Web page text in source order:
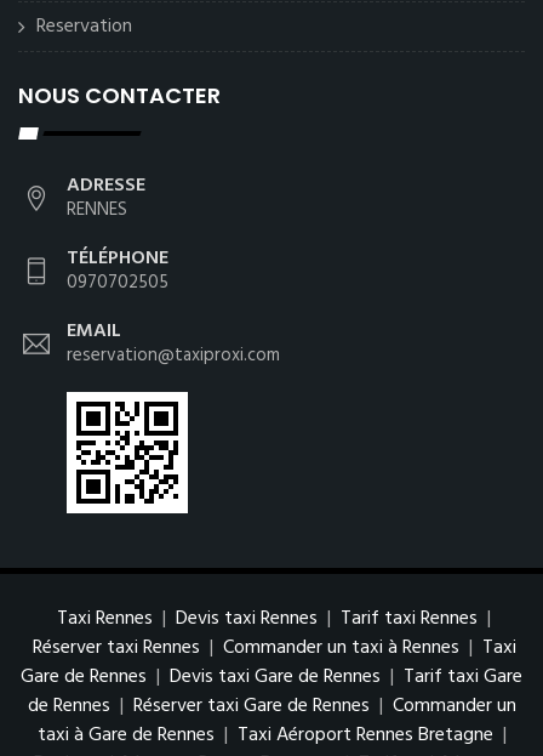
Reservation
NOUS CONTACTER
ADRESSE
RENNES
TÉLÉPHONE
0970702505
EMAIL
reservation@taxiproxi.com
Taxi Rennes | Devis taxi Rennes | Tarif taxi Rennes |
Réserver taxi Rennes | Commander un taxi à Rennes | Taxi
Gare de Rennes | Devis taxi Gare de Rennes | Tarif taxi Gare
de Rennes | Réserver taxi Gare de Rennes | Commander un
taxi à Gare de Rennes | Taxi Aéroport Rennes Bretagne |